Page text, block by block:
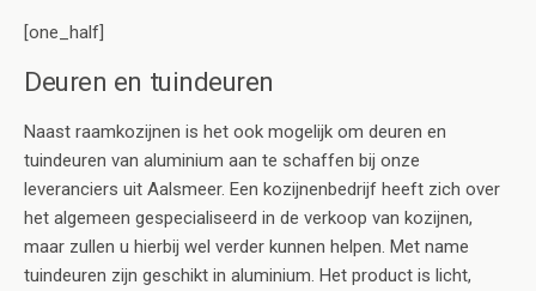
[one_half]
Deuren en tuindeuren
Naast raamkozijnen is het ook mogelijk om deuren en
tuindeuren van aluminium aan te schaffen bij onze
leveranciers uit Aalsmeer. Een kozijnenbedrijf heeft zich over
het algemeen gespecialiseerd in de verkoop van kozijnen,
maar zullen u hierbij wel verder kunnen helpen. Met name
tuindeuren zijn geschikt in aluminium. Het product is licht,